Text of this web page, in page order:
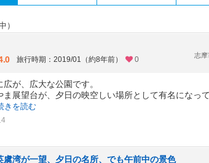
）
旅行時期：2019/01（約8年前） 0
志摩
が、広大な公園です。
ま展望台が、夕日の映空しい場所として有名になっ
きを読む
虞湾が一望、夕日の名所、でも午前中の景色